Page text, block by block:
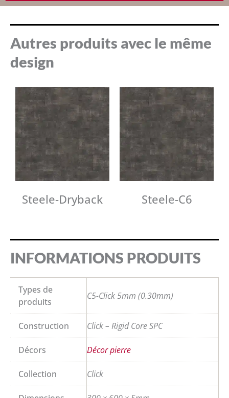
Autres produits avec le même
design
Steele-Dryback Steele-C6
INFORMATIONS PRODUITS
Types de
produits
C5-Click 5mm (0.30mm)
Construction Click – Rigid Core SPC
Décors Décor pierre
Collection Click